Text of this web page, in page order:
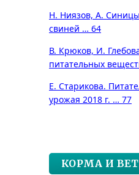
Н. Ниязов, А.
свиней … 64
В. Крюков, И.
питательных
Е. Старикова.
урожая 2018 г. … 77
КОРМА И